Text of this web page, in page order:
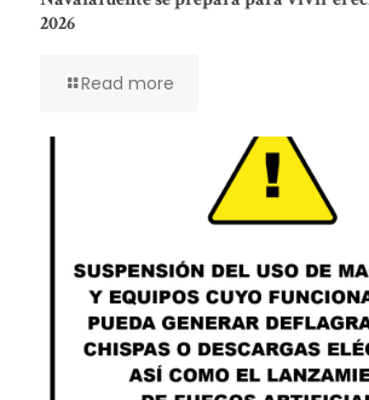
2026
Read more